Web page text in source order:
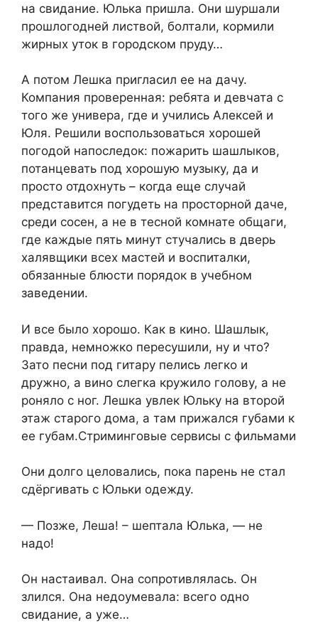
на свидание. Юлька пришла. Они шуршали
прошлогодней листвой, болтали, кормили
жирных уток в городском пруду…
А потом Лешка пригласил ее на дачу.
Компания проверенная: ребята и девчата с
того же универа, где и учились Алексей и
Юля. Решили воспользоваться хорошей
погодой напоследок: пожарить шашлыков,
потанцевать под хорошую музыку, да и
просто отдохнуть – когда еще случай
представится погудеть на просторной даче,
среди сосен, а не в тесной комнате общаги,
где каждые пять минут стучались в дверь
халявщики всех мастей и воспиталки,
обязанные блюсти порядок в учебном
заведении.
И все было хорошо. Как в кино. Шашлык,
правда, немножко пересушили, ну и что?
Зато песни под гитару пелись легко и
дружно, а вино слегка кружило голову, а не
роняло с ног. Лешка увлек Юльку на второй
этаж старого дома, а там прижался губами к
ее губам.Стриминговые сервисы с фильмами
Они долго целовались, пока парень не стал
сдёргивать с Юльки одежду.
— Позже, Леша! – шептала Юлька, — не
надо!
Он настаивал. Она сопротивлялась. Он
злился. Она недоумевала: всего одно
свидание, а уже…